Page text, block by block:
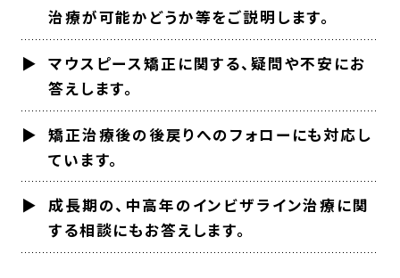
治療が可能かどうか等をご説明します。
マウスピース矯正に関する、疑問や不安にお
答えします。
矯正治療後の後戻りへのフォローにも対応し
ています。
成長期の、中高年のインビザライン治療に関
する相談にもお答えします。